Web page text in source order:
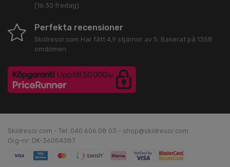
(16:30 fredag).
Perfekta recensioner
Skidresor.com Har fått 4,9 stjärnor av 5 . Baserat på 1358
omdömen.
Skidresor.com - Tel. 040 606 08 03 - shop@skidresor.com
Org-nr: DK-36054387